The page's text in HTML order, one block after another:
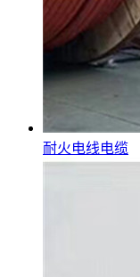
耐火电线电缆